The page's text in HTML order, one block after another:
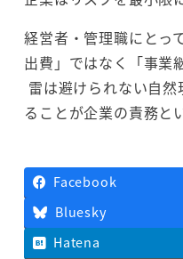
経営者・管理職にとっ
出費」ではなく「事業
雷は避けられない自
ることが企業の責務と
Facebook
Bluesky
Hatena